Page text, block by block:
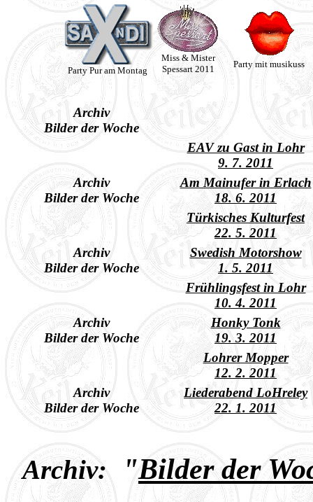
Party Pur am Montag
Miss & Mister
Spessart 2011
Party mit musikuss
Archiv
Bilder der Woche
EAV zu Gast in Lohr
9. 7. 2011
Archiv
Bilder der Woche
Am Mainufer in Erlach
18. 6. 2011
Türkisches Kulturfest
22. 5. 2011
Archiv
Bilder der Woche
Swedish Motorshow
1. 5. 2011
Frühlingsfest in Lohr
10. 4. 2011
Archiv
Bilder der Woche
Honky Tonk
19. 3. 2011
Lohrer Mopper
12. 2. 2011
Archiv
Bilder der Woche
Liederabend LoHreley
22. 1. 2011
Archiv:"Bilder der